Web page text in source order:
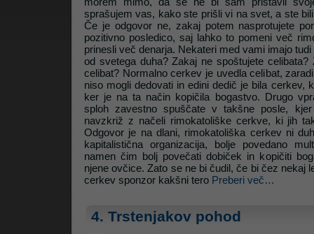
Litrop.net
sprašujem vas, kako ste prišli vi na svet, a ste
Če je odgovor ne, zakaj potem nasprotujete
pozitivno posledico, saj lahko to pomeni več
prinesli več denarja. Nekateri med vami imajo
od svetega duha? Zakaj ne spoštujete
celibat? Normalno cerkev je uvedla celibat,
niso mogli dedovati in edini dedič je bila cerkev,
ker je na ta način kopičila bogastvo. Drugo
sploh zavestno spuščate v takšne posle,
navzkriž z načeli rimokatoliške cerkve, ki jih
Odgovor je na dlani, rimokatoliška cerkev ni
kapitalistična organizacija, bolje povedano
namen čim bolj povečati dobiček in kopičiti
njene ovčice. Zato se ne bi čudil, če bi čez nekaj
cerkev sponzor kakšni tero Preberi več…
4. Trstenjakov pohod